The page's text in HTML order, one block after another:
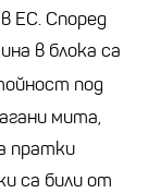
ЕС. Според
в блока са
под
мита,
пратки
са били от